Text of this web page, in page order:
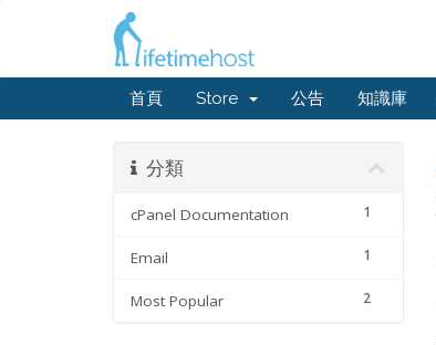
首頁 Store 公告 知識庫
分類
1
cPanel Documentation
1
Email
2
Most Popular